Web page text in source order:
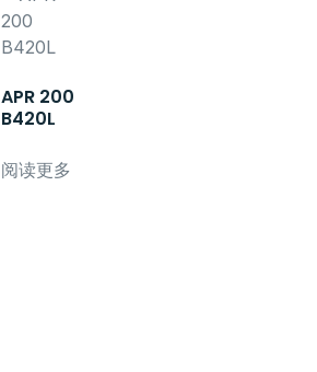
APR 200
B420L
阅读更多